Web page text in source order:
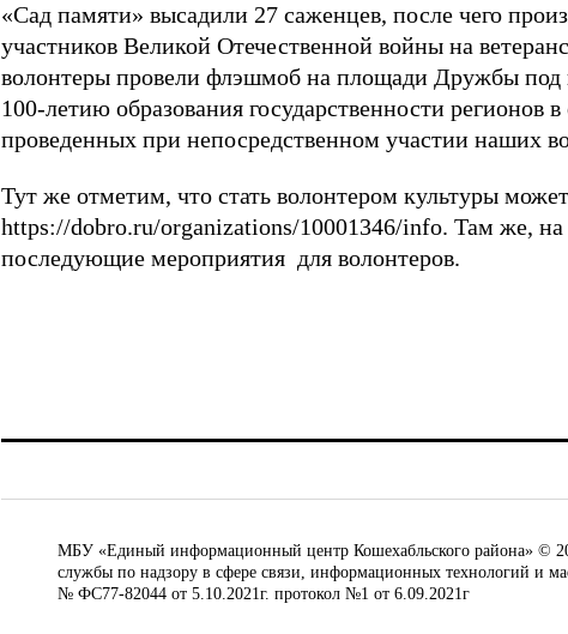
«Сад памяти» высадили 27 саженцев, после чего
участников Великой Отечественной войны на
волонтеры провели флэшмоб на площади Дружбы под
100-летию образования государственности регионов
проведенных при непосредственном участии наших
Тут же отметим, что стать волонтером культуры
https://dobro.ru/organizations/10001346/info. Там же, на
последующие мероприятия для волонтеров.
МБУ «Единый информационный центр Кошехабльского района» ©
службы по надзору в сфере связи, информационных технологий и
№ ФС77-82044 от 5.10.2021г. протокол №1 от 6.09.2021г